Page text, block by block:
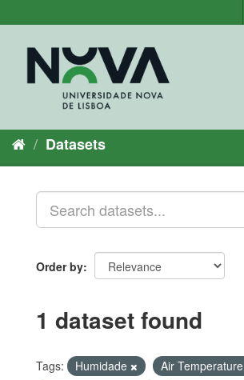
to
Datasets
Order by
1 dataset found
Tags: Humidade
Air Temperature